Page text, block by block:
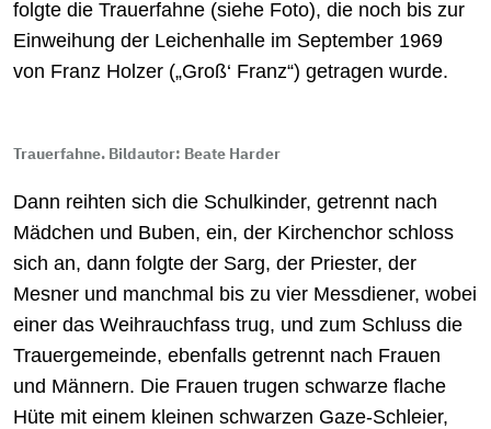
folgte die Trauerfahne (siehe Foto), die noch bis zur
Einweihung der Leichenhalle im September 1969
von Franz Holzer („Groß‘ Franz“) getragen wurde.
Trauerfahne. Bildautor: Beate Harder
Dann reihten sich die Schulkinder, getrennt nach
Mädchen und Buben, ein, der Kirchenchor schloss
sich an, dann folgte der Sarg, der Priester, der
Mesner und manchmal bis zu vier Messdiener, wobei
einer das Weihrauchfass trug, und zum Schluss die
Trauergemeinde, ebenfalls getrennt nach Frauen
und Männern. Die Frauen trugen schwarze flache
Hüte mit einem kleinen schwarzen Gaze-Schleier,